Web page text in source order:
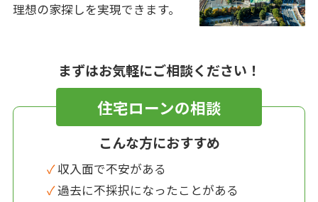
理想の家探しを実現できます。
まずはお気軽にご相談ください！
住宅ローンの相談
こんな方におすすめ
✓ 収入面で不安がある
✓ 過去に不採択になったことがある